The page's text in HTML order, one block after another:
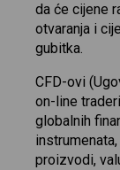
da će cijene
otvaranja i
gubitka.
CFD-ovi
on-line
globalnih
proizvodi,